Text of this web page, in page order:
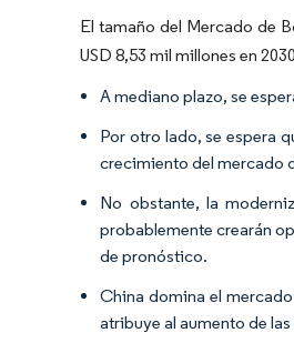
El tamaño del Mercado de
USD 8,53 mil millones en
A mediano plazo, se
Por otro lado, se espera
crecimiento del mercado
No obstante, la
probablemente crearán
de pronóstico.
China domina el
atribuye al aumento de